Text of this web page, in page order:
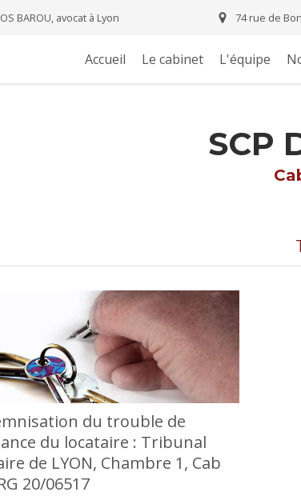
BAROU, avocat à Lyon 74 rue de
Accueil Le cabinet L'équipe
SCP
du trouble de
du locataire : Tribunal
de LYON, Chambre 1, Cab
20/06517